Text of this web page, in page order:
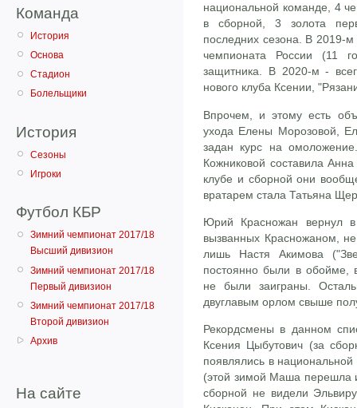
Команда
История
Основа
Стадион
Болельщики
История
Сезоны
Игроки
Футбол КБР
Зимний чемпионат 2017/18
Высший дивизион
Зимний чемпионат 2017/18
Первый дивизион
Зимний чемпионат 2017/18
Второй дивизион
Архив
На сайте
национальной команде, 4
в сборной, 3 золота
последних сезона. В 2019-
чемпионата России (11
защитника. В 2020-м -
нового клуба Ксении,
Впрочем, и этому есть
ухода Елены Морозовой,
задан курс на
Кожниковой составила
клубе и сборной они
вратарем стала Татьяна
Юрий Красножан вернул
вызванных Красножаном,
лишь Настя Акимова
постоянно были в обойме,
не были заиграны.
двуглавым орлом свыше
Рекордсмены в данном
Ксения Цыбутович (за
появлялись в
(этой зимой Маша перешла
сборной не видели